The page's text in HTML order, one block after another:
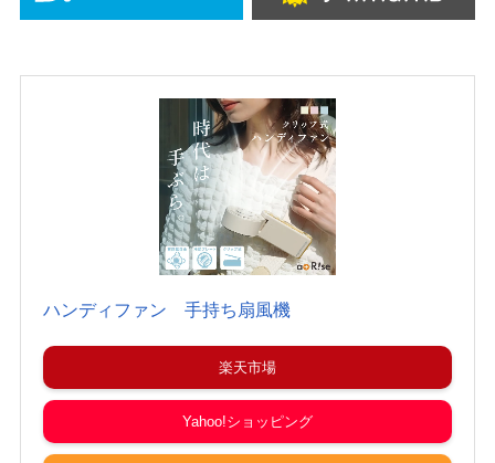
ハンディファン 手持ち扇風機
楽天市場
Yahoo!ショッピング